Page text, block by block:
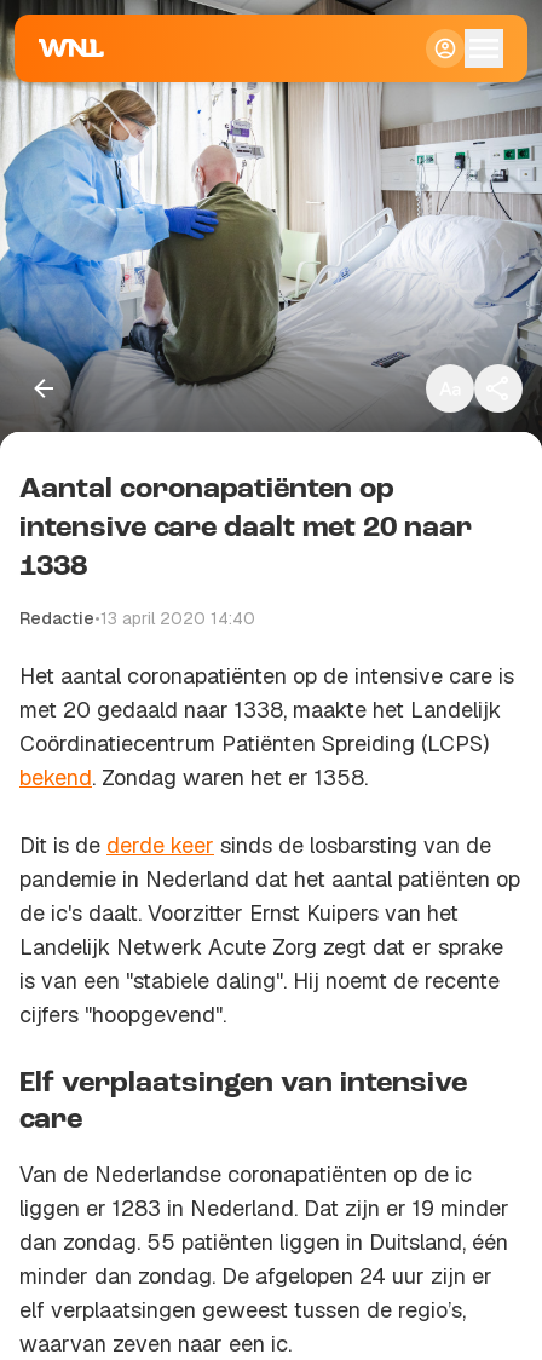
Klein
Standaard
Groot
Kopieer link
Aantal coronapatiënten op
intensive care daalt met 20 naar
1338
Redactie•13 april 2020 14:40
Het aantal coronapatiënten op de intensive care is
met 20 gedaald naar 1338, maakte het Landelijk
Coördinatiecentrum Patiënten Spreiding (LCPS)
bekend. Zondag waren het er 1358.
Dit is de derde keer sinds de losbarsting van de
pandemie in Nederland dat het aantal patiënten op
de ic's daalt. Voorzitter Ernst Kuipers van het
Landelijk Netwerk Acute Zorg zegt dat er sprake
is van een "stabiele daling". Hij noemt de recente
cijfers "hoopgevend".
Elf verplaatsingen van intensive
care
Van de Nederlandse coronapatiënten op de ic
liggen er 1283 in Nederland. Dat zijn er 19 minder
dan zondag. 55 patiënten liggen in Duitsland, één
minder dan zondag. De afgelopen 24 uur zijn er
elf verplaatsingen geweest tussen de regio’s,
waarvan zeven naar een ic.